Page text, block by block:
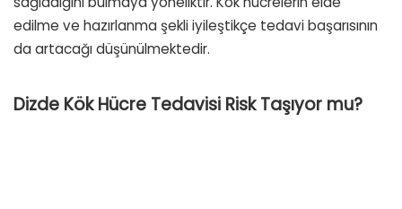
edilme ve hazırlanma şekli iyileştikçe tedavi başarısının
da artacağı düşünülmektedir.
Dizde Kök Hücre Tedavisi Risk Taşıyor mu?